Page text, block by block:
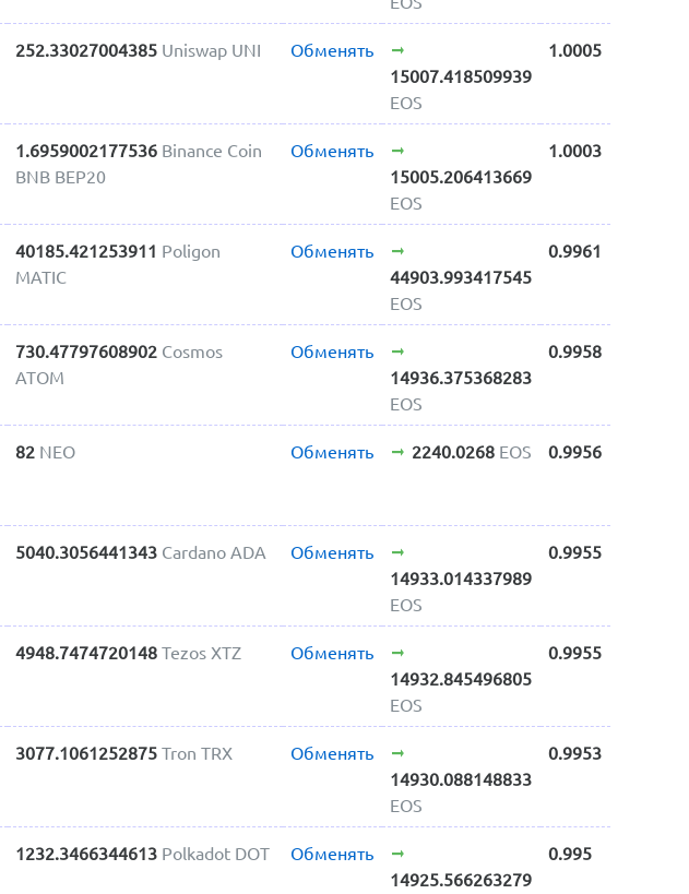
252.33027004385 Uniswap UNI
Обменять
15007.418509939
EOS
1.0005
1.6959002177536 Binance Coin
BNB BEP20
Обменять
15005.206413669
EOS
1.0003
40185.421253911 Poligon
MATIC
Обменять
44903.993417545
EOS
0.9961
730.47797608902 Cosmos
ATOM
Обменять
14936.375368283
EOS
0.9958
82 NEO Обменять 2240.0268 EOS 0.9956
5040.3056441343 Cardano ADA
Обменять
14933.014337989
EOS
0.9955
4948.7474720148 Tezos XTZ
Обменять
14932.845496805
EOS
0.9955
3077.1061252875 Tron TRX
Обменять
14930.088148833
EOS
0.9953
1232.3466344613 Polkadot DOT
Обменять
14925.566263279
0.995